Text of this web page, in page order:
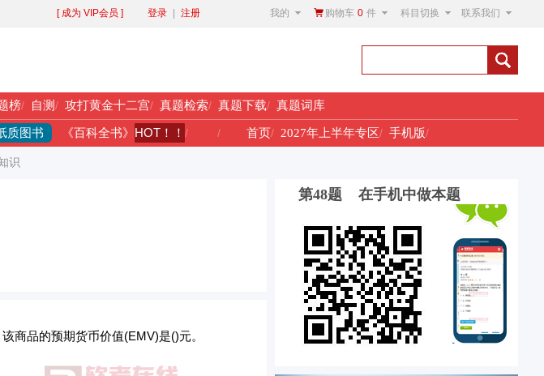
[ 成为 VIP会员 ] 登录 注册 我的 购物车 0 件 科目切换 联系我们
榜/ 自测/ 攻打黄金十二宫/ 真题检索/ 真题下载/ 真题词库
质图书 《百科全书》 HOT！！ / / 首页/ 2027年上半年专区/ 手机版/
识
商品的预期货币价值(EMV)是()元。
第48题 在手机中做本题